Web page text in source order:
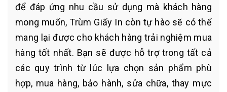
để đáp ứng nhu cầu sử dụng mà khách hàng
mong muốn, Trùm Giấy In còn tự hào sẽ có thể
mang lại được cho khách hàng trải nghiệm mua
hàng tốt nhất. Bạn sẽ được hỗ trợ trong tất cả
các quy trình từ lúc lựa chọn sản phẩm phù
hợp, mua hàng, bảo hành, sửa chữa, thay mực